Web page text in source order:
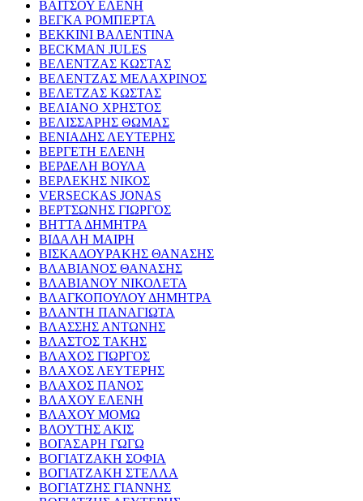
ΒΑΪΤΣΟΥ ΕΛΕΝΗ
ΒΕΓΚΑ ΡΟΜΠΕΡΤΑ
ΒΕΚΚΙΝΙ ΒΑΛΕΝΤΙΝΑ
BECKMAN JULES
ΒΕΛΕΝΤΖΑΣ ΚΩΣΤΑΣ
ΒΕΛΕΝΤΖΑΣ ΜΕΛΑΧΡΙΝΟΣ
ΒΕΛΕΤΖΑΣ ΚΩΣΤΑΣ
ΒΕΛΙΑΝΟ ΧΡΗΣΤΟΣ
ΒΕΛΙΣΣΑΡΗΣ ΘΩΜΑΣ
ΒΕΝΙΑΔΗΣ ΛΕΥΤΕΡΗΣ
ΒΕΡΓΕΤΗ ΕΛΕΝΗ
ΒΕΡΔΕΛΗ ΒΟΥΛΑ
ΒΕΡΛΕΚΗΣ ΝΙΚΟΣ
VERSECKAS JONAS
ΒΕΡΤΣΩΝΗΣ ΓΙΩΡΓΟΣ
ΒΗΤΤΑ ΔΗΜΗΤΡΑ
ΒΙΔΑΛΗ ΜΑΙΡΗ
ΒΙΣΚΑΔΟΥΡΑΚΗΣ ΘΑΝΑΣΗΣ
ΒΛΑΒΙΑΝΟΣ ΘΑΝΑΣΗΣ
ΒΛΑΒΙΑΝΟΥ ΝΙΚΟΛΕΤΑ
ΒΛΑΓΚΟΠΟΥΛΟΥ ΔΗΜΗΤΡΑ
ΒΛΑΝΤΗ ΠΑΝΑΓΙΩΤΑ
ΒΛΑΣΣΗΣ ΑΝΤΩΝΗΣ
ΒΛΑΣΤΟΣ ΤΑΚΗΣ
ΒΛΑΧΟΣ ΓΙΩΡΓΟΣ
ΒΛΑΧΟΣ ΛΕΥΤΕΡΗΣ
ΒΛΑΧΟΣ ΠΑΝΟΣ
ΒΛΑΧΟΥ ΕΛΕΝΗ
ΒΛΑΧΟΥ ΜΟΜΩ
ΒΛΟΥΤΗΣ ΑΚΙΣ
ΒΟΓΑΣΑΡΗ ΓΩΓΩ
ΒΟΓΙΑΤΖΑΚΗ ΣΟΦΙΑ
ΒΟΓΙΑΤΖΑΚΗ ΣΤΕΛΛΑ
ΒΟΓΙΑΤΖΗΣ ΓΙΑΝΝΗΣ